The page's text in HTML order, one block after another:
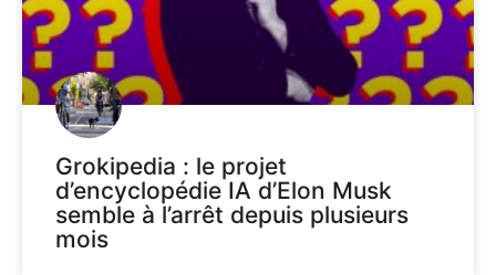
Grokipedia : le projet
d’encyclopédie IA d’Elon Musk
semble à l’arrêt depuis plusieurs
mois